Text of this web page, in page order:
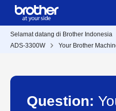
Selamat datang di Brother Indonesia
ADS-3300W
Your Brother
Question: